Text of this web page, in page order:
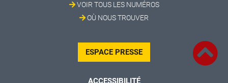
VOIR TOUS LES NUMÉROS
OÙ NOUS TROUVER
ESPACE PRESSE
ACCESSIBILITÉ